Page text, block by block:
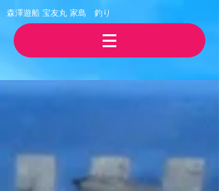
森澤遊船 宝友丸 ​家島 釣り